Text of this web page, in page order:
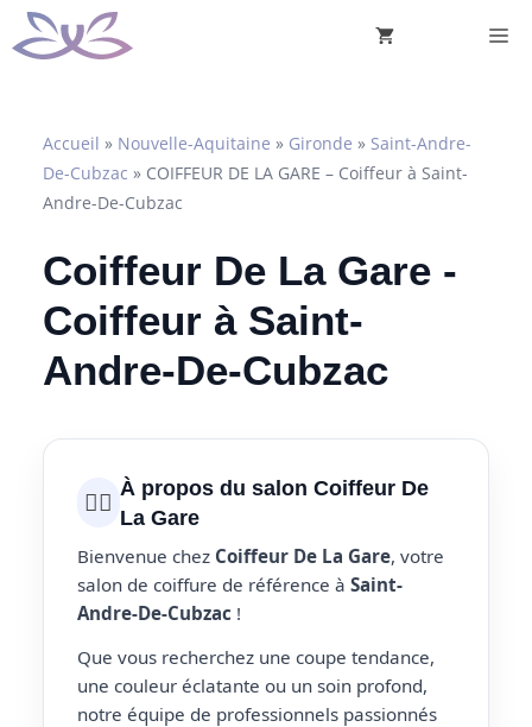
Aller
au
Accueil » Nouvelle-Aquitaine » Gironde » Saint-Andre-
De-Cubzac » COIFFEUR DE LA GARE – Coiffeur à Saint-
Andre-De-Cubzac
Coiffeur De La Gare -
Coiffeur à Saint-
Andre-De-Cubzac
💇‍♀️ À propos du salon Coiffeur De
La Gare
Bienvenue chez Coiffeur De La Gare, votre
salon de coiffure de référence à Saint-
Andre-De-Cubzac !
Que vous recherchez une coupe tendance,
une couleur éclatante ou un soin profond,
notre équipe de professionnels passionnés